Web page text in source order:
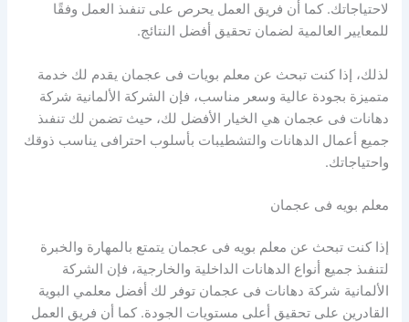
لاحتياجاتك. كما أن فريق العمل يحرص على تنفىذ العمل وفقًا
للمعايير العالمية لضمان تحقيق أفضل النتائج.
لذلك، إذا كنت تبحث عن معلم بويات فى عجمان يقدم لك خدمة
متميزة بجودة عالية وسعر مناسب، فإن الشركة الألمانية شركة
دهانات فى عجمان هي الخيار الأفضل لك، حيث تضمن لك تنفىذ
جميع أعمال الدهانات والتشطيبات بأسلوب احترافى يناسب ذوقك
واحتياجاتك.
معلم بويه فى عجمان
إذا كنت تبحث عن معلم بويه فى عجمان يتمتع بالمهارة والخبرة
لتنفىذ جميع أنواع الدهانات الداخلية والخارجية، فإن الشركة
الألمانية شركة دهانات فى عجمان توفر لك أفضل معلمي البوية
القادرين على تحقيق أعلى مستويات الجودة. كما أن فريق العمل